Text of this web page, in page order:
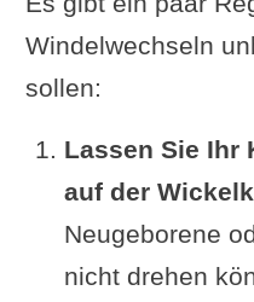
Windelwechseln
sollen:
Lassen Sie Ihr
auf der
Neugeborene
nicht drehen